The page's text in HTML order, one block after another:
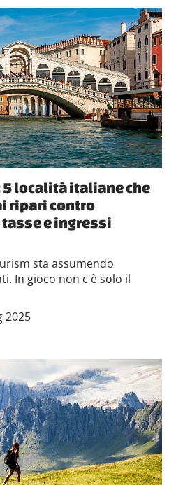
5 località italiane che
ripari contro
e ingressi
sta assumendo
In gioco non c'è solo il
2025